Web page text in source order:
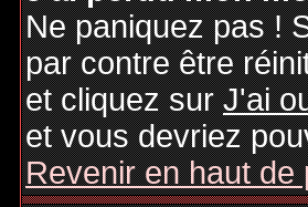
Ne paniquez pas !
par contre être
et cliquez surJ'ai
et vous devriez
Revenir en haut de